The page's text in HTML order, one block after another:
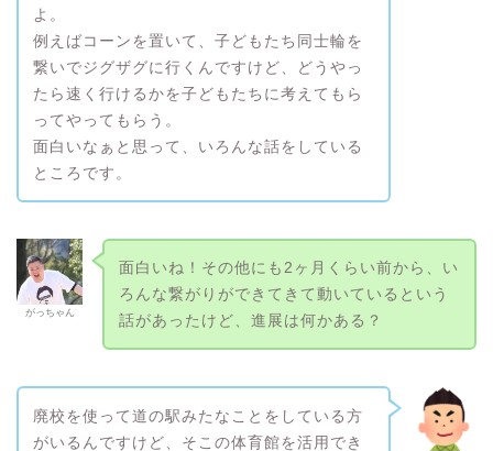
よ。
例えばコーンを置いて、子どもたち同士輪を
繋いでジグザグに行くんですけど、どうやっ
たら速く行けるかを子どもたちに考えてもら
ってやってもらう。
面白いなぁと思って、いろんな話をしている
ところです。
がっちゃん
面白いね！その他にも2ヶ月くらい前から、い
ろんな繋がりができてきて動いているという
話があったけど、進展は何かある？
廃校を使って道の駅みたなことをしている方
がいるんですけど、そこの体育館を活用でき